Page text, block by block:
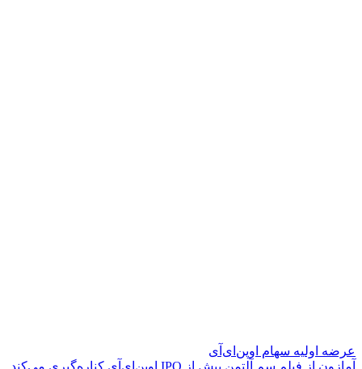
عرضه اولیه سهام اوپن‌ای‌آی
ماز ون ز فیلم سم لتمن پیش ز IPO وپن ی ی کنار هگیر ی میکند